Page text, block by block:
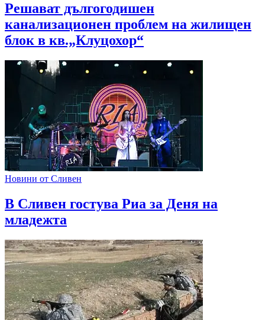
Решават дългогодишен
канализационен проблем на жилищен
блок в кв.„Клуцохор“
Новини от Сливен
В Сливен гостува Риа за Деня на
младежта